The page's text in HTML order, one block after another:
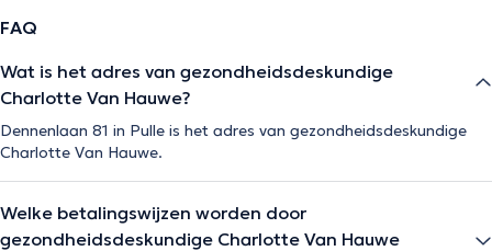
FAQ
Wat is het adres van gezondheidsdeskundige
Charlotte Van Hauwe?
Dennenlaan 81 in Pulle is het adres van gezondheidsdeskundige
Charlotte Van Hauwe.
Welke betalingswijzen worden door
gezondheidsdeskundige Charlotte Van Hauwe